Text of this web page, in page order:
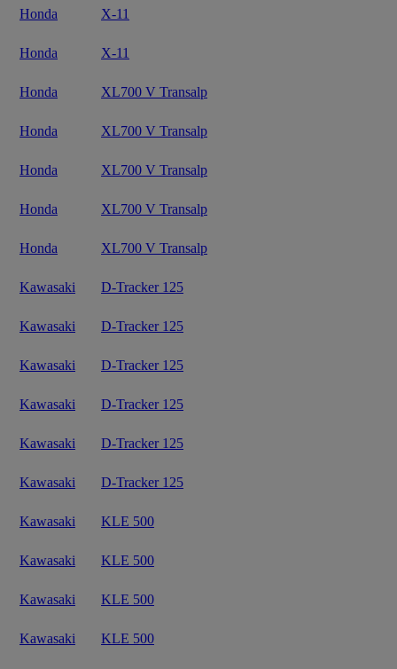
Honda X-11
Honda X-11
Honda XL700 V Transalp
Honda XL700 V Transalp
Honda XL700 V Transalp
Honda XL700 V Transalp
Honda XL700 V Transalp
Kawasaki D-Tracker 125
Kawasaki D-Tracker 125
Kawasaki D-Tracker 125
Kawasaki D-Tracker 125
Kawasaki D-Tracker 125
Kawasaki D-Tracker 125
Kawasaki KLE 500
Kawasaki KLE 500
Kawasaki KLE 500
Kawasaki KLE 500